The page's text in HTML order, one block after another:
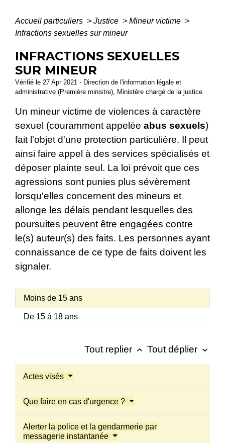
Accueil particuliers > Justice > Mineur victime >
Infractions sexuelles sur mineur
INFRACTIONS SEXUELLES
SUR MINEUR
Vérifié le 27 Apr 2021 - Direction de l'information légale et
administrative (Première ministre), Ministère chargé de la justice
Un mineur victime de violences à caractère
sexuel (couramment appelée abus sexuels)
fait l'objet d'une protection particulière. Il peut
ainsi faire appel à des services spécialisés et
déposer plainte seul. La loi prévoit que ces
agressions sont punies plus sévèrement
lorsqu'elles concernent des mineurs et
allonge les délais pendant lesquelles des
poursuites peuvent être engagées contre
le(s) auteur(s) des faits. Les personnes ayant
connaissance de ce type de faits doivent les
signaler.
Moins de 15 ans
De 15 à 18 ans
Tout replier keyboard_arrow_up Tout déplier keyboard_arrow_down
Actes visés
Que faire en cas d'urgence ?
Alerter la police et la gendarmerie par
messagerie instantanée